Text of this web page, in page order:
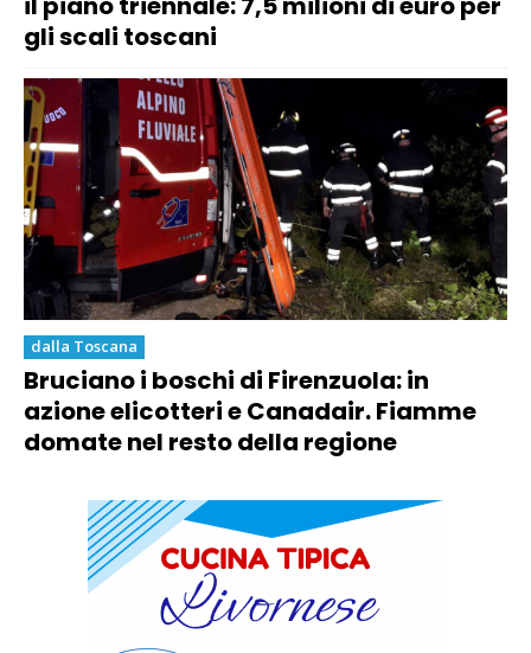
gli scali toscani
dalla Toscana
Bruciano i boschi di Firenzuola: in
azione elicotteri e Canadair. Fiamme
domate nel resto della regione